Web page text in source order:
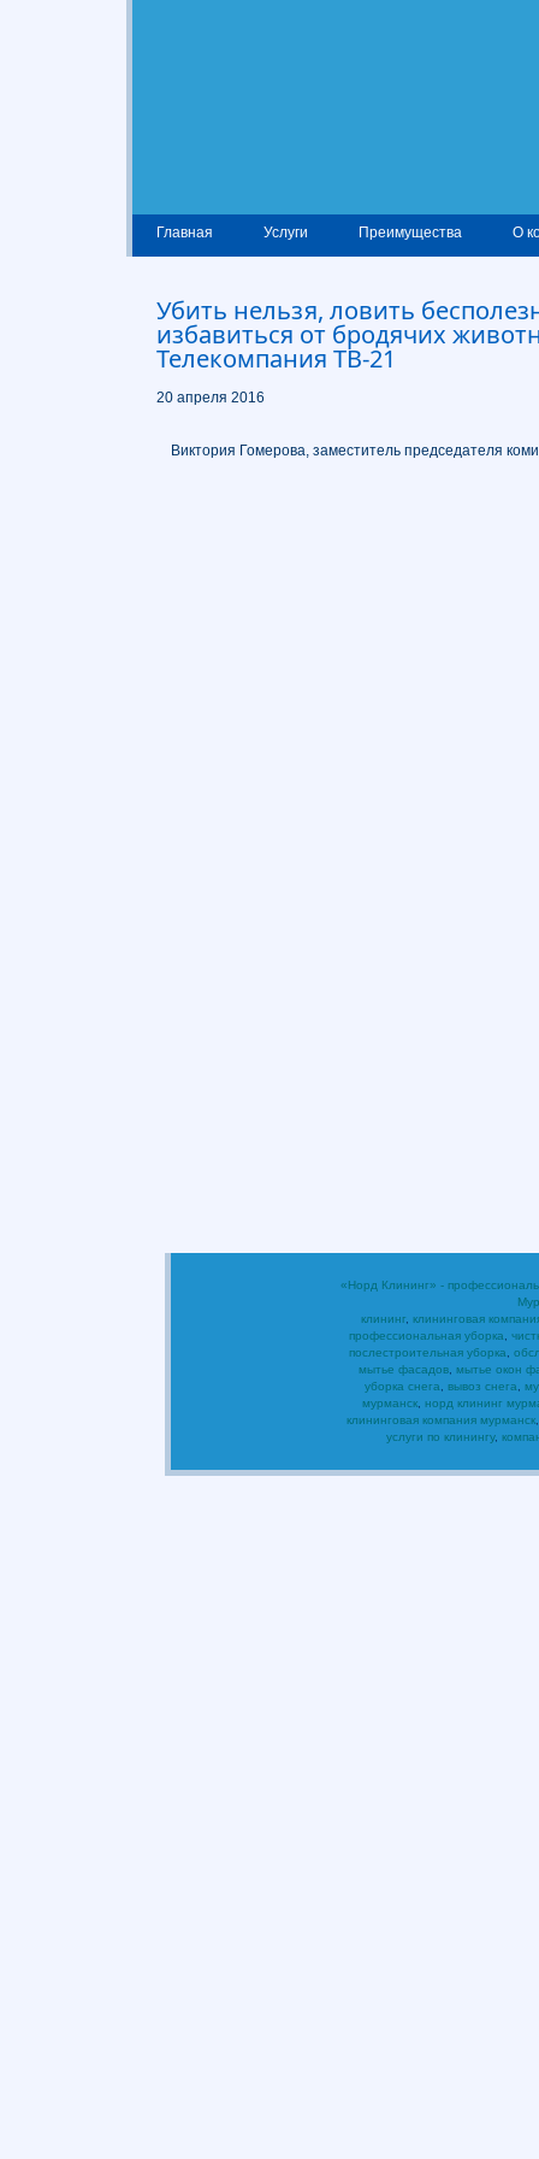
Главная Услуги Преимущества О
Убить нельзя, ловить
избавиться от бродячих
Телекомпания ТВ-21
20 апреля 2016
Виктория Гомерова, заместитель председателя
«Норд Клининг» -
клининг клининговая
профессиональная уборка
послестроительная уборка
мытье фасадов мытье окон
уборка снега
вывоз снега
мурманск, норд клининг
клининговая компания мурманск
услуги по клинингу,